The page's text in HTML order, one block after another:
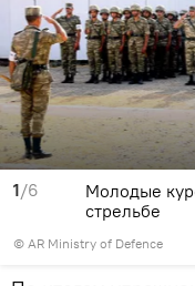
1/6
© AR Ministry of Defence
Молодые
стрельбе